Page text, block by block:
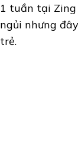
1 tuần tại
ngủi nhưng
trẻ.